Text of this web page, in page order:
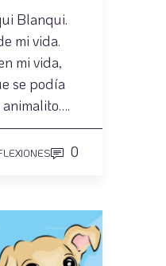
Blanqui.
mi vida.
mi vida,
se podía
0